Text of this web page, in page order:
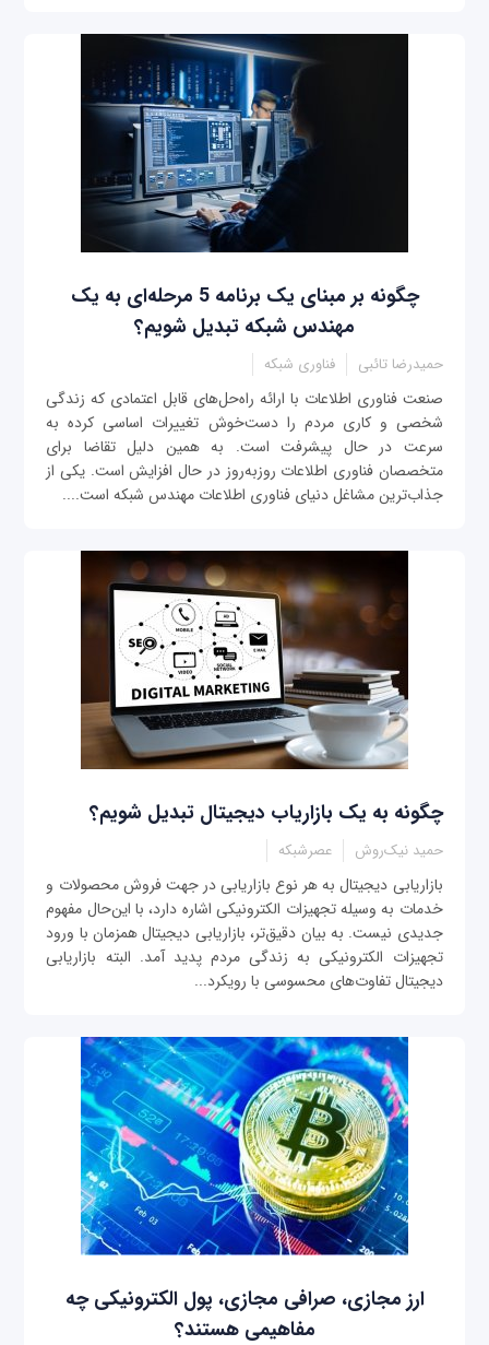
چگونه بر مبنای یک برنامه 5 مرحله‌ای به یک
مهندس شبکه تبدیل شویم؟
حمیدرضا تائبی فناوری شبکه
صنعت فناوری‌ اطلاعات با ارائه راه‌حل‌های قابل اعتمادی که زندگی
شخصی و کاری مردم را دست‌خوش تغییرات اساسی کرده به
سرعت در حال پیشرفت است. به همین دلیل تقاضا برای
متخصصان فناوری‌ اطلاعات روزبه‌روز در حال افزایش است. یکی از
جذاب‌ترین مشاغل دنیای فناوری‌ اطلاعات مهندس شبکه است....
چگونه به یک بازاریاب دیجیتال تبدیل شویم؟
حمید نیک‌روش عصرشبکه
بازاریابی دیجیتال به هر نوع بازاریابی در جهت فروش محصولات و
خدمات به وسیله تجهیزات الکترونیکی اشاره دارد، با این‌حال مفهوم
جدیدی نیست. به بیان دقیق‌تر، بازاریابی دیجیتال همزمان با ورود
تجهیزات الکترونیکی به زندگی مردم پدید آمد. البته بازاریابی
دیجیتال تفاوت‌های محسوسی با رویکرد...
ارز مجازی، صرافی مجازی، پول الکترونیکی چه
مفاهیمی هستند؟